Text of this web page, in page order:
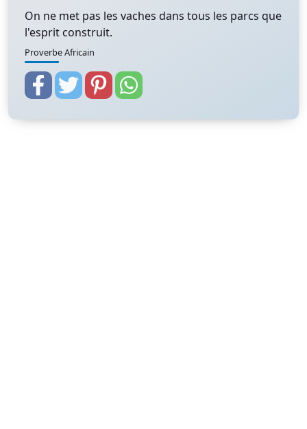
On ne met pas les vaches dans tous les parcs que
l'esprit construit.
Proverbe Africain